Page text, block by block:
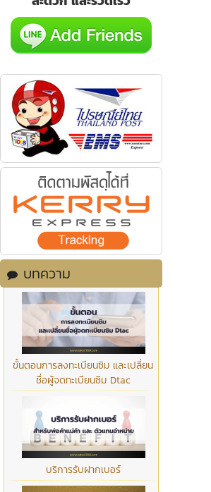
บทความ
ขั้นตอนการลงทะเบียนซิม และเปลี่ยน
ชื่อผู้จดทะเบียนซิม Dtac
บริการรับฝากเบอร์